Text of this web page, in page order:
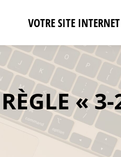
VOTRE SITE INTERNET
«